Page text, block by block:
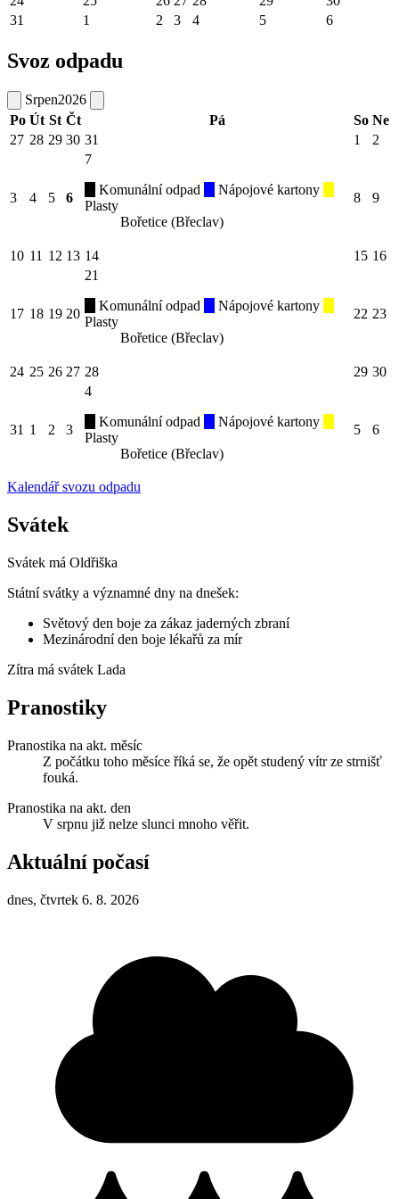
31
1 2 3 4 5 6
Svoz odpadu
Srpen2026
Po Út St Čt Pá So Ne
27 28 29 30 31 1 2
3 4 5 6
7
Komunální odpad
Nápojové kartony
Plasty
Bořetice (Břeclav)
8 9
10 11 12 13 14 15 16
17 18 19 20
21
Komunální odpad
Nápojové kartony
Plasty
Bořetice (Břeclav)
22 23
24 25 26 27 28 29 30
31 1 2 3
4
Komunální odpad
Nápojové kartony
Plasty
Bořetice (Břeclav)
5 6
Kalendář svozu odpadu
Svátek
Svátek má Oldřiška
Státní svátky a významné dny na dnešek:
Světový den boje za zákaz jaderných zbraní
Mezinárodní den boje lékařů za mír
Zítra má svátek Lada
Pranostiky
Pranostika na akt. měsíc
Z počátku toho měsíce říká se, že opět studený vítr ze strnišť
fouká.
Pranostika na akt. den
V srpnu již nelze slunci mnoho věřit.
Aktuální počasí
dnes, čtvrtek 6. 8. 2026